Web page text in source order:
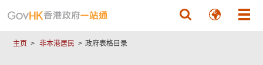
主页 非本港居民 政府表格目录